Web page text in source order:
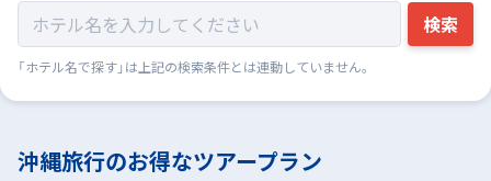
検索
「ホテル名で探す」は上記の検索条件とは連動していません。
沖縄旅行のお得なツアープラン